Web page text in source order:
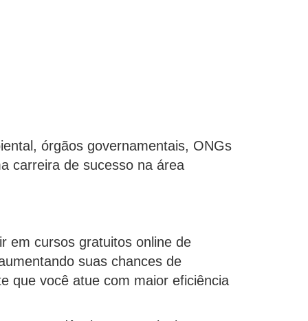
órgãos governamentais, ONGs
carreira de sucesso na área
em cursos gratuitos online de
suas chances de
que você atue com maior eficiência